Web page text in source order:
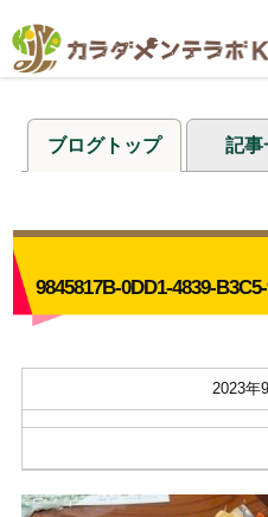
ブログトップ 記事
9845817B-0DD1-4839-
2023年